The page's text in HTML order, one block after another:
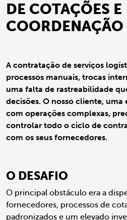
DE COTAÇÕES E
A contratação de serviços
processos manuais, trocas
uma falta de rastreabilidade
decisões. O nosso cliente,
com operações complexas,
controlar todo o ciclo de
com os seus fornecedores.
O DESAFIO
O principal obstáculo era a
fornecedores, processos de
padronizados e um elevado